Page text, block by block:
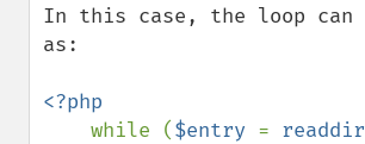
In this case, the loop can
as:
<?php
while ($entry = readdir